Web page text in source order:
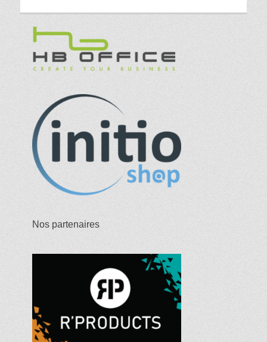
Nos partenaires